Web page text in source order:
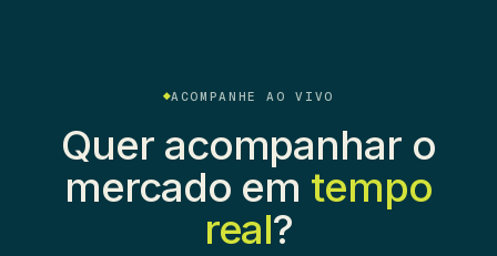
ACOMPANHE AO VIVO
Quer acompanhar o
mercado em tempo
real?